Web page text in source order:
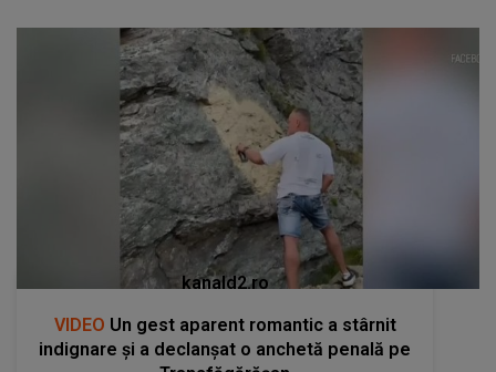
kanald2.ro
VIDEO Un gest aparent romantic a stârnit
indignare și a declanșat o anchetă penală pe